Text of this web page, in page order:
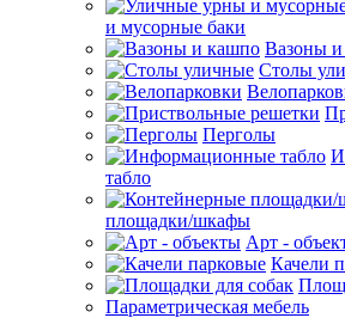
и мусорные баки
Вазоны
Столы
Перголы
табло
площадки/шкафы
Арт -
Качели
Параметрическая мебель